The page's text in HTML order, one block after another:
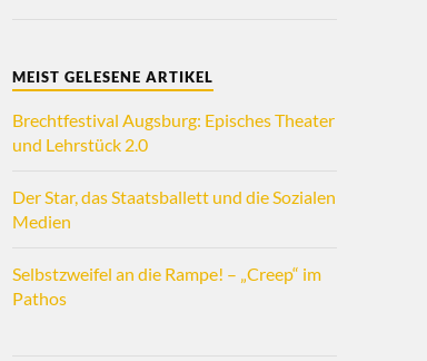
MEIST GELESENE ARTIKEL
Brechtfestival Augsburg: Episches Theater
und Lehrstück 2.0
Der Star, das Staatsballett und die Sozialen
Medien
Selbstzweifel an die Rampe! – „Creep“ im
Pathos